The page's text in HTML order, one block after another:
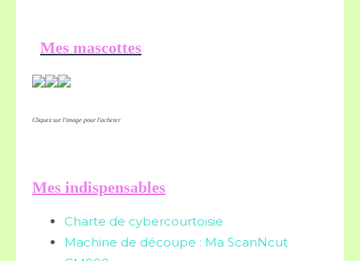
Mes mascottes
Cliquez sur l'image pour l'acheter
Mes indispensables
Charte de cybercourtoisie
Machine de découpe : Ma ScanNcut